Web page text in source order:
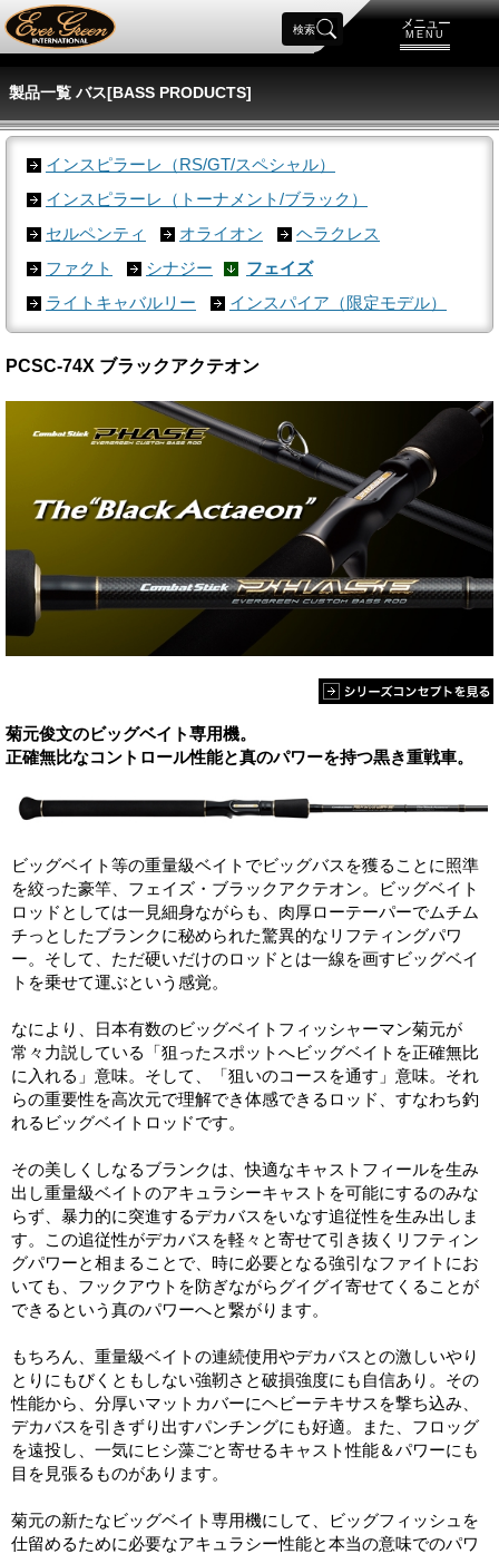
メニュー
MENU
検索
製品一覧 バス[BASS PRODUCTS]
インスピラーレ（RS/GT/スペシャル）
インスピラーレ（トーナメント/ブラック）
セルペンティ
オライオン
ヘラクレス
ファクト
シナジー
フェイズ
ライトキャバルリー
インスパイア（限定モデル）
PCSC-74X ブラックアクテオン
菊元俊文のビッグベイト専用機。
正確無比なコントロール性能と真のパワーを持つ黒き重戦車。
ビッグベイト等の重量級ベイトでビッグバスを獲ることに照準
を絞った豪竿、フェイズ・ブラックアクテオン。ビッグベイト
ロッドとしては一見細身ながらも、肉厚ローテーパーでムチム
チっとしたブランクに秘められた驚異的なリフティングパワ
ー。そして、ただ硬いだけのロッドとは一線を画すビッグベイ
トを乗せて運ぶという感覚。
なにより、日本有数のビッグベイトフィッシャーマン菊元が
常々力説している「狙ったスポットへビッグベイトを正確無比
に入れる」意味。そして、「狙いのコースを通す」意味。それ
らの重要性を高次元で理解でき体感できるロッド、すなわち釣
れるビッグベイトロッドです。
その美しくしなるブランクは、快適なキャストフィールを生み
出し重量級ベイトのアキュラシーキャストを可能にするのみな
らず、暴力的に突進するデカバスをいなす追従性を生み出しま
す。この追従性がデカバスを軽々と寄せて引き抜くリフティン
グパワーと相まることで、時に必要となる強引なファイトにお
いても、フックアウトを防ぎながらグイグイ寄せてくることが
できるという真のパワーへと繋がります。
もちろん、重量級ベイトの連続使用やデカバスとの激しいやり
とりにもびくともしない強靭さと破損強度にも自信あり。その
性能から、分厚いマットカバーにヘビーテキサスを撃ち込み、
デカバスを引きずり出すパンチングにも好適。また、フロッグ
を遠投し、一気にヒシ藻ごと寄せるキャスト性能＆パワーにも
目を見張るものがあります。
菊元の新たなビッグベイト専用機にして、ビッグフィッシュを
仕留めるために必要なアキュラシー性能と本当の意味でのパワ